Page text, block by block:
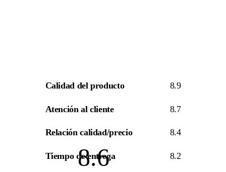
8.6
Calidad del producto 8.9
Atención al cliente 8.7
Relación calidad/precio 8.4
Tiempo de entrega 8.2